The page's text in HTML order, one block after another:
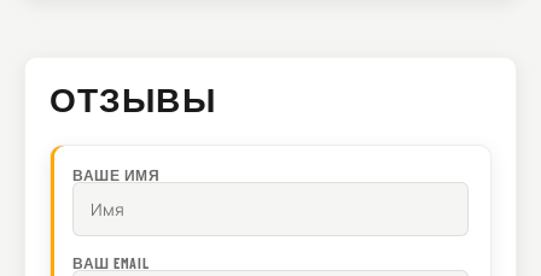
ОТЗЫВЫ
ВАШЕ ИМЯ
ВАШ EMAIL